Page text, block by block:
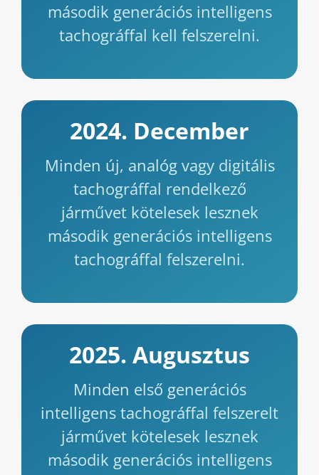
második generációs intelligens
tachográffal kell felszerelni.
2024. December
Minden új, analóg vagy digitális
tachográffal rendelkező
járművet kötelesek lesznek
második generációs intelligens
tachográffal felszerelni.
2025. Augusztus
Minden első generációs
intelligens tachográffal felszerelt
járművet kötelesek lesznek
második generációs intelligens